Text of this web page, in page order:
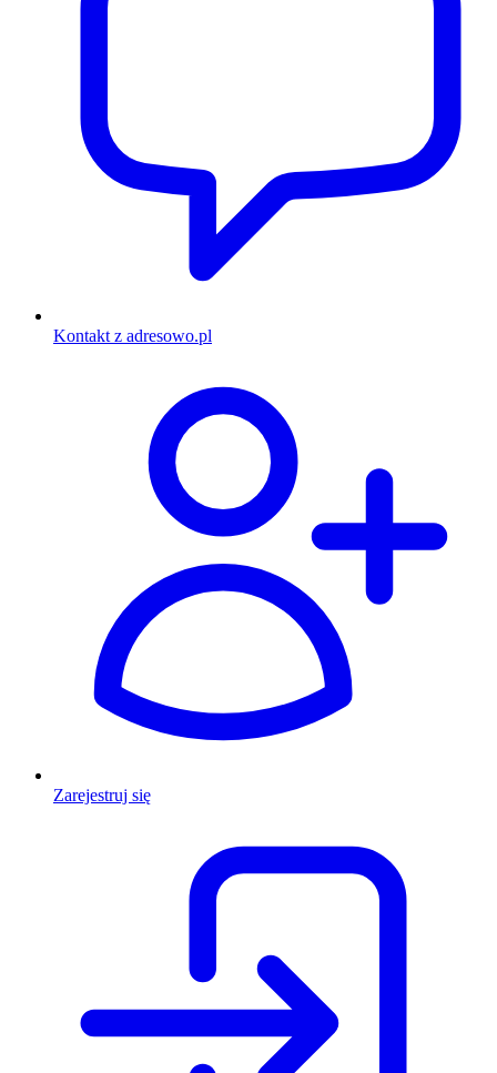
Kontakt z adresowo.pl
Zarejestruj się